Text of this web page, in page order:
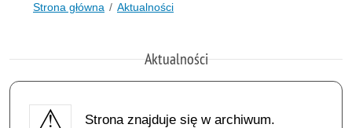
Strona główna Aktualności
Aktualności
Strona znajduje się w archiwum.